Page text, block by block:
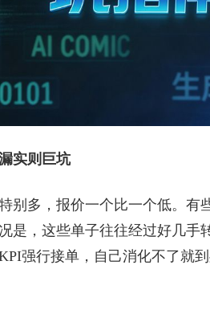
实则巨坑
别多，报价一个比一个低。有
是，这些单子往往经过好几手
强行接单，自己消化不了就